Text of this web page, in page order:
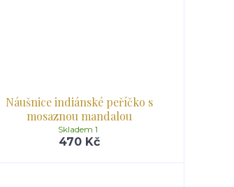
Náušnice indiánské peříčko s
mosaznou mandalou
470 Kč
Skladem 1